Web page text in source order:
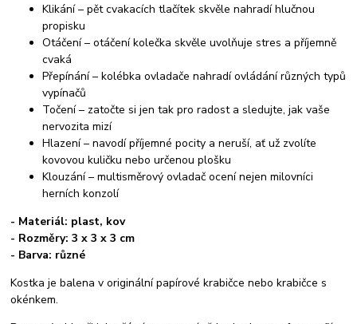
Klikání – pět cvakacích tlačítek skvěle nahradí hlučnou
propisku
Otáčení – otáčení kolečka skvěle uvolňuje stres a příjemně
cvaká
Přepínání – kolébka ovladače nahradí ovládání různých typů
vypínačů
Točení – zatočte si jen tak pro radost a sledujte, jak vaše
nervozita mizí
Hlazení – navodí příjemné pocity a neruší, ať už zvolíte
kovovou kuličku nebo určenou plošku
Klouzání – multisměrový ovladač ocení nejen milovníci
herních konzolí
- Materiál: plast, kov
- Rozměry: 3 x 3 x 3 cm
- Barva: různé
Kostka je balena v originální papírové krabičce nebo krabičce s
okénkem.